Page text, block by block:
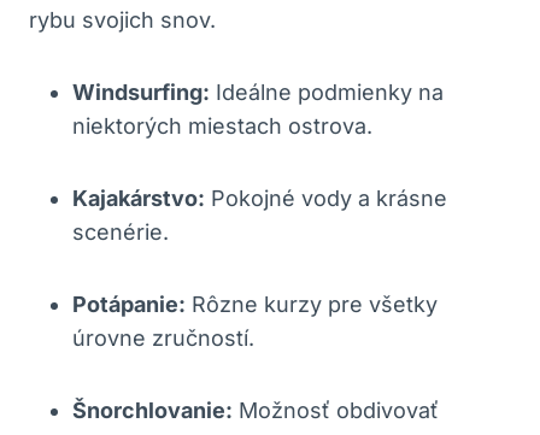
rybu svojich snov.
Windsurfing: Ideálne podmienky na
niektorých miestach ostrova.
Kajakárstvo: Pokojné vody a krásne
scenérie.
Potápanie: Rôzne kurzy pre všetky
úrovne zručností.
Šnorchlovanie: Možnosť obdivovať